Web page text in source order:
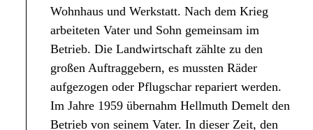
Wohnhaus und Werkstatt. Nach dem Krieg
arbeiteten Vater und Sohn gemeinsam im
Betrieb. Die Landwirtschaft zählte zu den
großen Auftraggebern, es mussten Räder
aufgezogen oder Pflugschar repariert werden.
Im Jahre 1959 übernahm Hellmuth Demelt den
Betrieb von seinem Vater. In dieser Zeit, den